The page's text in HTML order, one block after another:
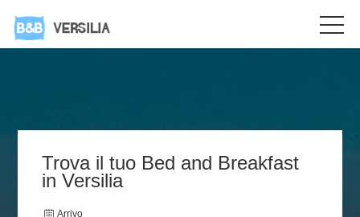
Trova il tuo Bed and Breakfast
in Versilia
Arrivo